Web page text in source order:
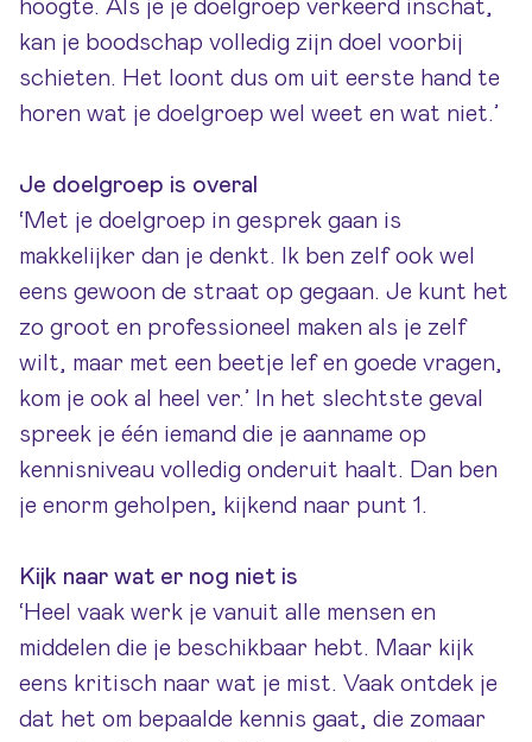
hoogte. Als je je doelgroep verkeerd inschat,
kan je boodschap volledig zijn doel voorbij
schieten. Het loont dus om uit eerste hand te
horen wat je doelgroep wel weet en wat niet.’
Je doelgroep is overal
‘Met je doelgroep in gesprek gaan is
makkelijker dan je denkt. Ik ben zelf ook wel
eens gewoon de straat op gegaan. Je kunt het
zo groot en professioneel maken als je zelf
wilt, maar met een beetje lef en goede vragen,
kom je ook al heel ver.’ In het slechtste geval
spreek je één iemand die je aanname op
kennisniveau volledig onderuit haalt. Dan ben
je enorm geholpen, kijkend naar punt 1.
Kijk naar wat er nog niet is
‘Heel vaak werk je vanuit alle mensen en
middelen die je beschikbaar hebt. Maar kijk
eens kritisch naar wat je mist. Vaak ontdek je
dat het om bepaalde kennis gaat, die zomaar